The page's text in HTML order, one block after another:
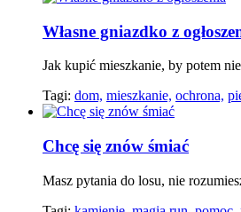
Własne gniazdko z
Jak kupić mieszkanie, by potem
Tagi: dom, mieszkanie, ochrona,
Chcę się znów śmiać
Masz pytania do losu, nie